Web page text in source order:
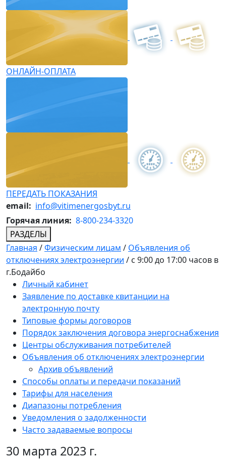
ОНЛАЙН-ОПЛАТА
ПЕРЕДАТЬ ПОКАЗАНИЯ
email: info@vitimenergosbyt.ru
Горячая линия: 8-800-234-3320
РАЗДЕЛЫ
Главная /Физическим лицам / Объявления об
отключениях электроэнергии / с 9:00 до 17:00 часов в
г.Бодайбо
Личный кабинет
Заявление по доставке квитанции на
электронную почту
Типовые формы договоров
Порядок заключения договора энергоснабжения
Центры обслуживания потребителей
Объявления об отключениях электроэнергии
Архив объявлений
Способы оплаты и передачи показаний
Тарифы для населения
Диапазоны потребления
Уведомления о задолженности
Часто задаваемые вопросы
30 марта 2023 г.